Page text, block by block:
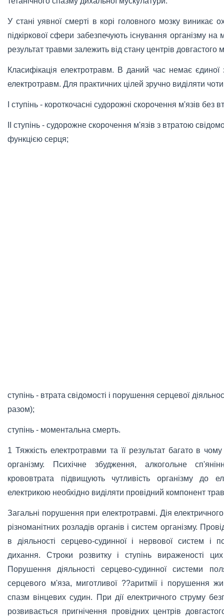
У стані уявної смерті в корі головного мозку виникає
підкіркової сфери забезпечують існування організму
результат травми залежить від стану центрів довгастого
Класифікація електротравм. В даний час немає єдиної
електротравм. Для практичних цілей зручно виділяти
I ступінь - короткочасні судорожні скорочення м'язів без
II ступінь - судорожне скорочення м'язів з втратою
функцією серця;
ступінь - втрата свідомості і порушення серцевої
разом);
ступінь - моментальна смерть.
1 Тяжкість електротравми та її результат багато в
організму. Психічне збудження, алкогольне
крововтрата підвищують чутливість організму до
електрикою необхідно виділяти провідний компонент
Загальні порушення при електротравмі. Дія
різноманітних розладів органів і систем організму.
в діяльності серцево-судинної і нервової систем і
дихання. Строки розвитку і ступінь вираженості
Порушення діяльності серцево-судинної системи
серцевого м'яза, миготливої ??аритмії і порушення
спазм вінцевих судин. При дії електричного струму
розвивається пригнічення провідних центрів